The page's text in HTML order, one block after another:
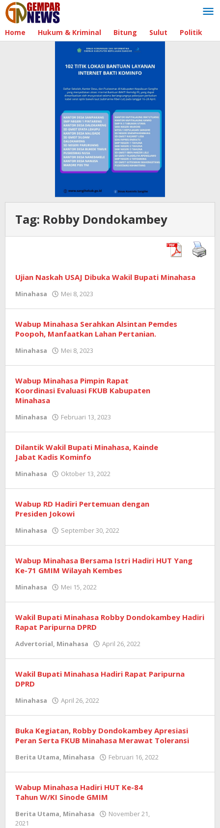
Lewati
ke
konten
Home Hukum & Kriminal Bitung Sulut Politik
Tag: Robby Dondokambey
Ujian Naskah USAJ Dibuka Wakil Bupati Minahasa
Minahasa Mei 8, 2023
Wabup Minahasa Serahkan Alsintan Pemdes
Poopoh, Manfaatkan Lahan Pertanian.
Minahasa Mei 8, 2023
Wabup Minahasa Pimpin Rapat
Koordinasi Evaluasi FKUB Kabupaten
Minahasa
Minahasa Februari 13, 2023
Dilantik Wakil Bupati Minahasa, Kainde
Jabat Kadis Kominfo
Minahasa Oktober 13, 2022
Wabup RD Hadiri Pertemuan dengan
Presiden Jokowi
Minahasa September 30, 2022
Wabup Minahasa Bersama Istri Hadiri HUT Yang
Ke-71 GMIM Wilayah Kembes
Minahasa Mei 15, 2022
Wakil Bupati Minahasa Robby Dondokambey Hadiri
Rapat Paripurna DPRD
Advertorial, Minahasa April 26, 2022
Wakil Bupati Minahasa Hadiri Rapat Paripurna
DPRD
Minahasa April 26, 2022
Buka Kegiatan, Robby Dondokambey Apresiasi
Peran Serta FKUB Minahasa Merawat Toleransi
Berita Utama, Minahasa Februari 16, 2022
Wabup Minahasa Hadiri HUT Ke-84
Tahun W/KI Sinode GMIM
Berita Utama, Minahasa
November 21,
2021